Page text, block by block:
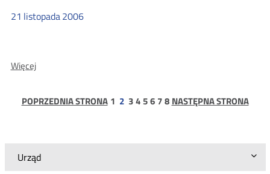
Urząd
21 listopada2006
WięcejO:
WLR
dla
POPRZEDNIA STRONA strona
1 2 strona
3strona
4strona
5strona
6 strona
7strona
8 NASTĘPNA STRONA